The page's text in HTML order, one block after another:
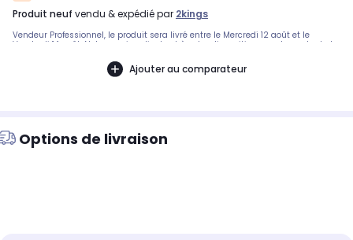
produit neuf vendu & expédié par 2kings
Vendeur Professionnel, le produit sera livré entre le Mercredi 12 août et le
Vendredi 14 août. Notre service client est à votre disposition avant, pendant et
Ajouter au comparateur
Options de livraison